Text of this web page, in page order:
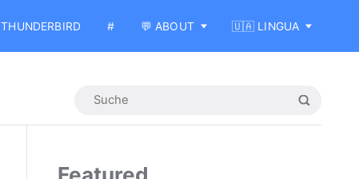
THUNDERBIRD # 💬 ABOUT 🇺🇦 LINGUA